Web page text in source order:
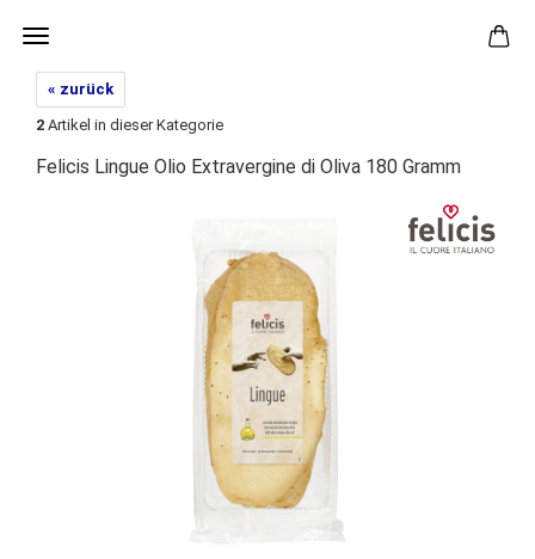
« zurück
2 Artikel in dieser Kategorie
Felicis Lingue Olio Extravergine di Oliva 180 Gramm